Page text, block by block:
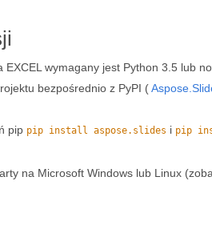
EXCEL wymagany jest Python 3.5 lub
bezpośrednio z PyPI (
pip pip install aspose.slides i pip
na Microsoft Windows lub Linux